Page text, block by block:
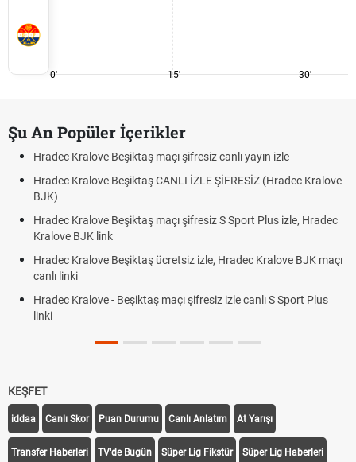
0' 15' 30'
Şu An Popüler İçerikler
Hradec Kralove Beşiktaş maçı şifresiz canlı yayın izle
Hradec Kralove Beşiktaş CANLI İZLE ŞİFRESİZ (Hradec Kralove
BJK)
Hradec Kralove Beşiktaş maçı şifresiz S Sport Plus izle, Hradec
Kralove BJK link
Hradec Kralove Beşiktaş ücretsiz izle, Hradec Kralove BJK maçı
canlı linki
Hradec Kralove - Beşiktaş maçı şifresiz izle canlı S Sport Plus
linki
KEŞFET
iddaa Canlı Skor Puan Durumu Canlı Anlatım At Yarışı
Transfer Haberleri TV'de Bugün Süper Lig Fikstür Süper Lig Haberleri